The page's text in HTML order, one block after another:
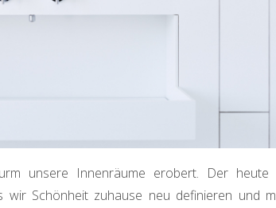
unsere Innenräume erobert. Der heute
wir Schönheit zuhause neu definieren und